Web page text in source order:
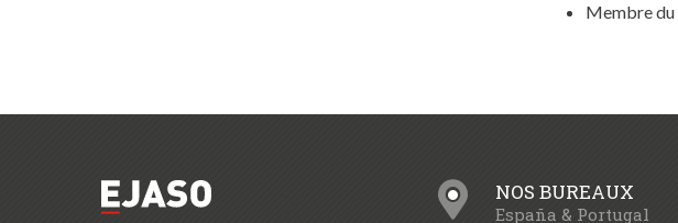
Membre du
NOS BUREAUX
España & Portugal